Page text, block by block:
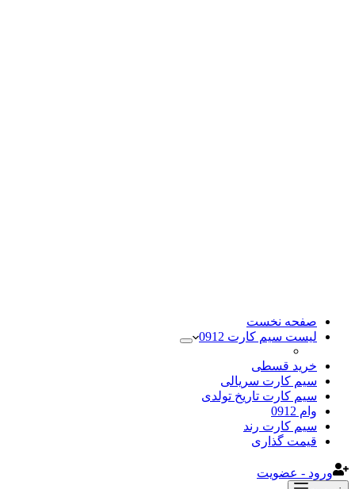
صفحه نخست
لیست سیم کارت 0912
خرید قسطی
سیم کارت سریالی
سیم کارت تاریخ تولدی
وام 0912
سیم کارت رند
قیمت گذاری
ورود - عضویت